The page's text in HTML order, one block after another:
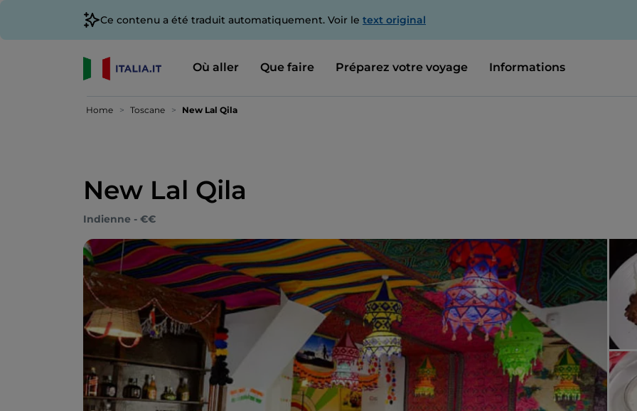
Ce contenu a été traduit automatiquement. Voir le text original
Où aller Que faire Préparez votre voyage Informations
Home Toscane New Lal Qila
New Lal Qila
Indienne - €€